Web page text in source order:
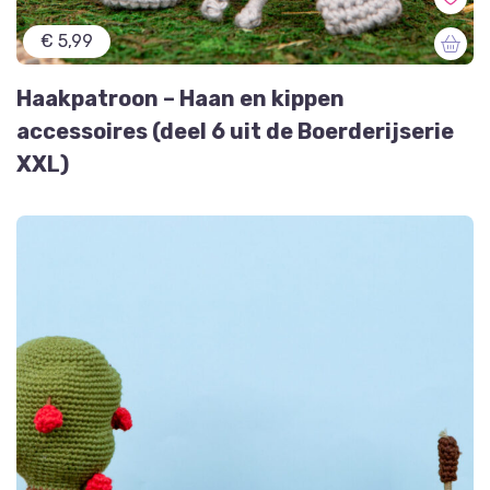
€ 5,99
Haakpatroon – Haan en kippen
accessoires (deel 6 uit de Boerderijserie
XXL)